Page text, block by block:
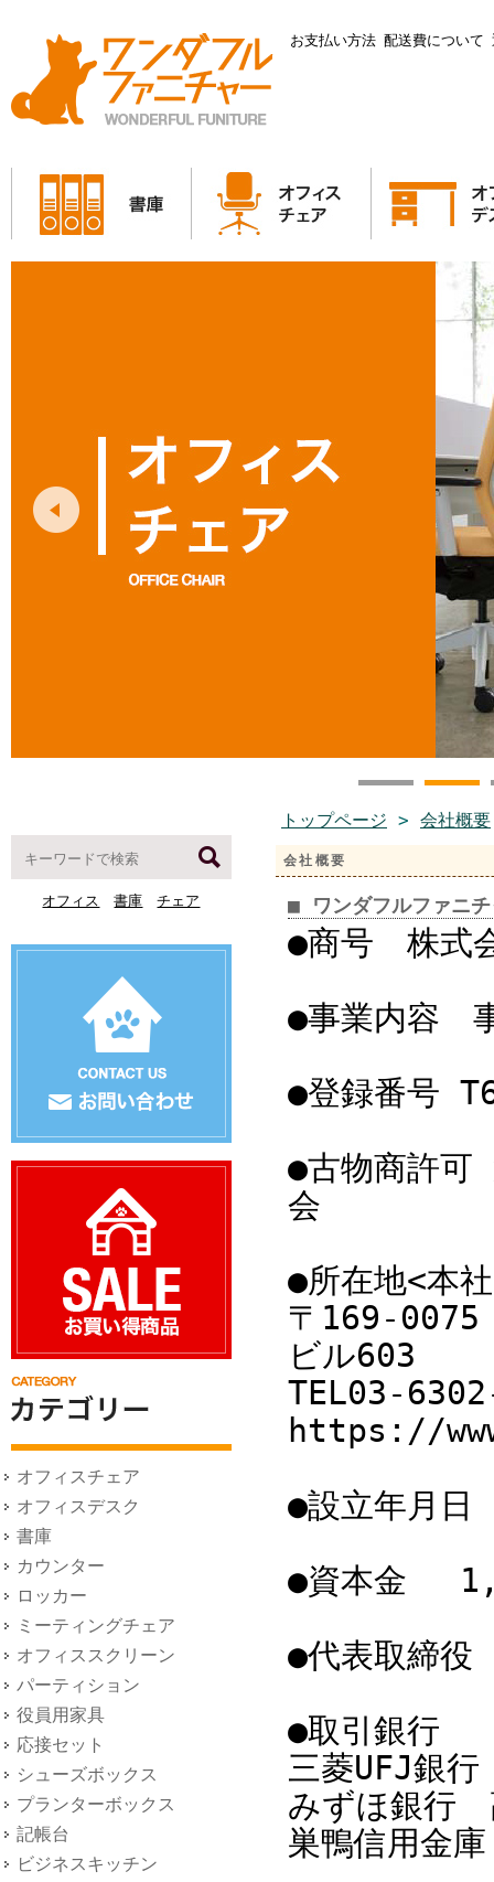
お支払い方法 配送費について
オフィス 書庫 チェア
オフィスチェア
オフィスデスク
書庫
カウンター
ロッカー
ミーティングチェア
オフィススクリーン
パーティション
役員用家具
応接セット
シューズボックス
プランターボックス
記帳台
ビジネスキッチン
トップページ > 会社概要
会社概要
■ ワンダフルファニ
●商号 株式
●事業内容
●登録番号
●古物商許可
会
●所在地<本
〒169-0075
ビル603
TEL03-
https://
●設立年月日
●資本金
●代表取締
●取引銀行
三菱UFJ銀
みずほ銀行
巣鴨信用金